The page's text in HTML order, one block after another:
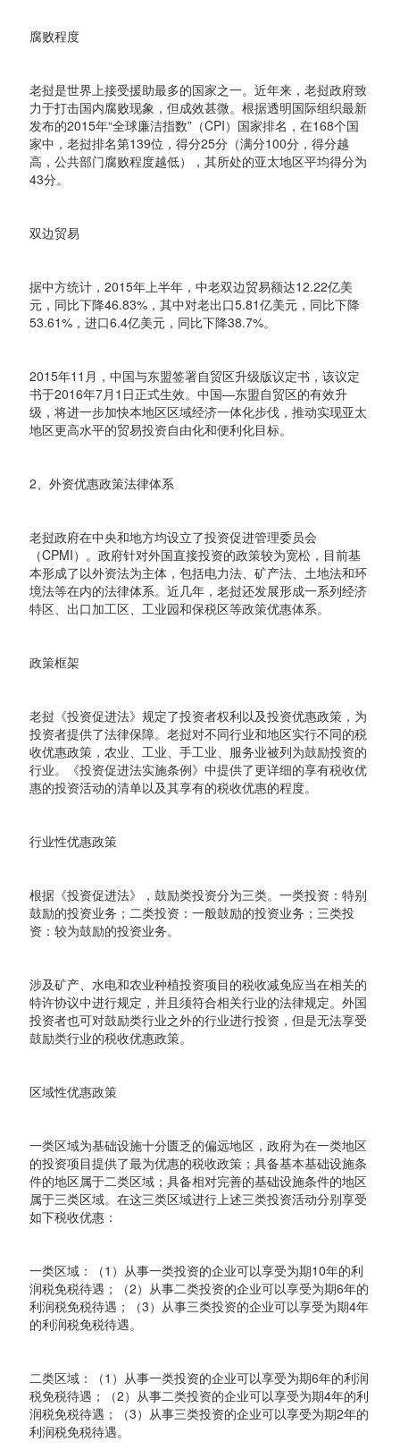
腐败程度
老挝是世界上接受援助最多的国家之一。近年来，老挝政府致
力于打击国内腐败现象，但成效甚微。根据透明国际组织最新
发布的2015年“全球廉洁指数”（CPI）国家排名，在168个国
家中，老挝排名第139位，得分25分（满分100分，得分越
高，公共部门腐败程度越低），其所处的亚太地区平均得分为
43分。
双边贸易
据中方统计，2015年上半年，中老双边贸易额达12.22亿美
元，同比下降46.83%，其中对老出口5.81亿美元，同比下降
53.61%，进口6.4亿美元，同比下降38.7%。
2015年11月，中国与东盟签署自贸区升级版议定书，该议定
书于2016年7月1日正式生效。中国—东盟自贸区的有效升
级，将进一步加快本地区区域经济一体化步伐，推动实现亚太
地区更高水平的贸易投资自由化和便利化目标。
2、外资优惠政策法律体系
老挝政府在中央和地方均设立了投资促进管理委员会
（CPMI）。政府针对外国直接投资的政策较为宽松，目前基
本形成了以外资法为主体，包括电力法、矿产法、土地法和环
境法等在内的法律体系。近几年，老挝还发展形成一系列经济
特区、出口加工区、工业园和保税区等政策优惠体系。
政策框架
老挝《投资促进法》规定了投资者权利以及投资优惠政策，为
投资者提供了法律保障。老挝对不同行业和地区实行不同的税
收优惠政策，农业、工业、手工业、服务业被列为鼓励投资的
行业。《投资促进法实施条例》中提供了更详细的享有税收优
惠的投资活动的清单以及其享有的税收优惠的程度。
行业性优惠政策
根据《投资促进法》，鼓励类投资分为三类。一类投资：特别
鼓励的投资业务；二类投资：一般鼓励的投资业务；三类投
资：较为鼓励的投资业务。
涉及矿产、水电和农业种植投资项目的税收减免应当在相关的
特许协议中进行规定，并且须符合相关行业的法律规定。外国
投资者也可对鼓励类行业之外的行业进行投资，但是无法享受
鼓励类行业的税收优惠政策。
区域性优惠政策
一类区域为基础设施十分匮乏的偏远地区，政府为在一类地区
的投资项目提供了最为优惠的税收政策；具备基本基础设施条
件的地区属于二类区域；具备相对完善的基础设施条件的地区
属于三类区域。在这三类区域进行上述三类投资活动分别享受
如下税收优惠：
一类区域：（1）从事一类投资的企业可以享受为期10年的利
润税免税待遇；（2）从事二类投资的企业可以享受为期6年的
利润税免税待遇；（3）从事三类投资的企业可以享受为期4年
的利润税免税待遇。
二类区域：（1）从事一类投资的企业可以享受为期6年的利润
税免税待遇；（2）从事二类投资的企业可以享受为期4年的利
润税免税待遇；（3）从事三类投资的企业可以享受为期2年的
利润税免税待遇。